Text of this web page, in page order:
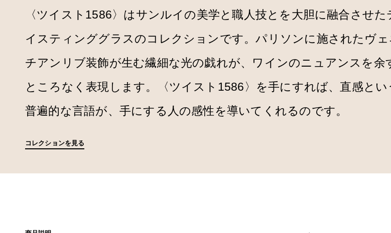
〈ツイスト1586〉はサンルイの美学と職人技とを大胆に融合させた
イスティンググラスのコレクションです。パリソンに施されたヴェ
チアンリブ装飾が生む繊細な光の戯れが、ワインのニュアンスを余
ところなく表現します。〈ツイスト1586〉を手にすれば、直感とい
普遍的な言語が、手にする人の感性を導いてくれるのです。
コレクションを見る